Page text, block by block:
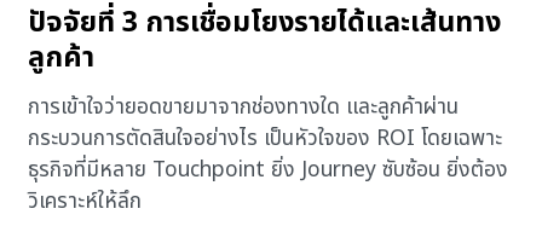
ปัจจัยที่ 3 การเชื่อมโยงรายได้และเส้นทาง
ลูกค้า
การเข้าใจว่ายอดขายมาจากช่องทางใด และลูกค้าผ่าน
กระบวนการตัดสินใจอย่างไร เป็นหัวใจของ ROI โดยเฉพาะ
ธุรกิจที่มีหลาย Touchpoint ยิ่ง Journey ซับซ้อน ยิ่งต้อง
วิเคราะห์ให้ลึก